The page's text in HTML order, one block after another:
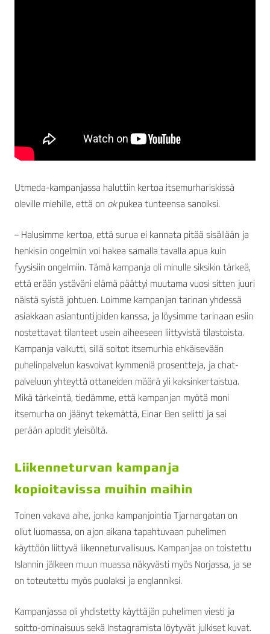
Utmeda-kampanjassa haluttiin kertoa itsemurhariskissä
oleville miehille, että on okpukea tunteensa sanoiksi.
– Halusimme kertoa, että surua ei kannata pitää sisällään ja
henkisiin ongelmiin voi hakea samalla tavalla apua kuin
fyysisiin ongelmiin. Tämä kampanja oli minulle siksikin tärkeä,
että erään ystäväni elämä päättyi muutama vuosi sitten juuri
näistä syistä johtuen. Loimme kampanjan tarinan yhdessä
asiakkaan asiantuntijoiden kanssa, ja löysimme tarinaan esiin
nostettavat tilanteet usein aiheeseen liittyvistä tilastoista.
Kampanja vaikutti, sillä soitot itsemurhia ehkäisevään
puhelinpalvelun kasvoivat kymmeniä prosentteja, ja chat-
palveluun yhteyttä ottaneiden määrä yli kaksinkertaistua.
Mikä tärkeintä, tiedämme, että kampanjan myötä moni
itsemurha on jäänyt tekemättä, Einar Ben selitti ja sai
perään aplodit yleisöltä.
Liikenneturvan kampanja
kopioitavissa muihin maihin
Toinen vakava aihe, jonka kampanjointia Tjarnargatan on
ollut luomassa, on ajon aikana tapahtuvaan puhelimen
käyttöön liittyvä liikenneturvallisuus. Kampanjaa on toistettu
Islannin jälkeen muun muassa näkyvästi myös Norjassa, ja se
on toteutettu myös puolaksi ja englanniksi.
Kampanjassa oli yhdistetty käyttäjän puhelimen viesti ja
soitto-ominaisuus sekä Instagramista löytyvät julkiset kuvat.